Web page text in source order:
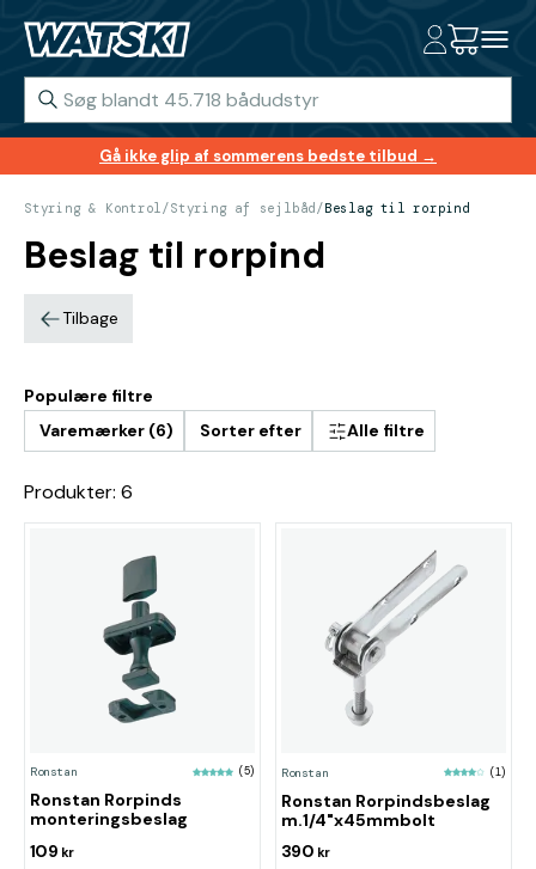
Gå ikke glip af sommerens bedste tilbud →
Styring & Kontrol/Styring af sejlbåd /Beslag til rorpind
Beslag til rorpind
Tilbage
Populære filtre
Varemærker (6)
Sorter efter Alle filtre
Produkter: 6
Ronstan (5)
Ronstan Rorpinds
monteringsbeslag
109 kr
Ronstan (1)
Ronstan Rorpindsbeslag
m.1/4"x45mmbolt
390 kr